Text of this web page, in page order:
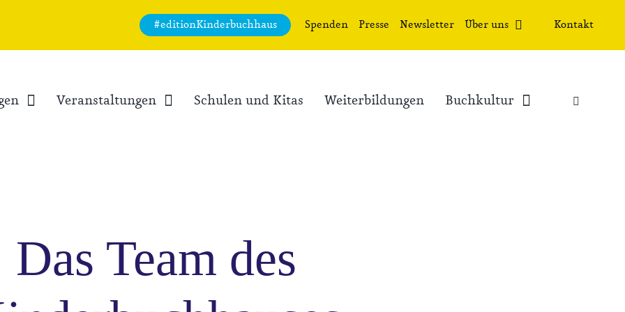
#editionKinderbuchhaus Spenden Presse Newsletter Über uns Kontakt
Veranstaltungen Schulen und Kitas Weiterbildungen Buchkultur
Das Team des